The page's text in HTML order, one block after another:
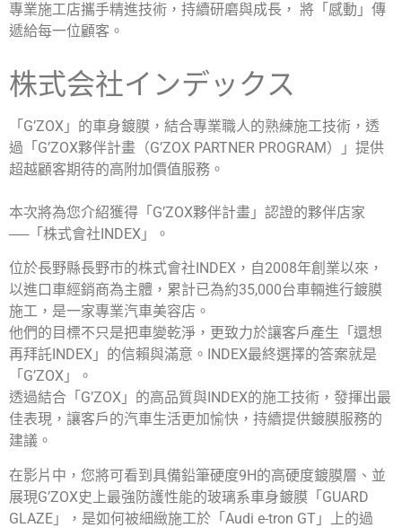
專業施工店攜手精進技術，持續研磨與成長， 將「感動」傳
遞給每一位顧客。
株式会社インデックス
「G’ZOX」的車身鍍膜，結合專業職人的熟練施工技術，透
過「G’ZOX夥伴計畫（G’ZOX PARTNER PROGRAM）」提供
超越顧客期待的高附加價值服務。
本次將為您介紹獲得「G’ZOX夥伴計畫」認證的夥伴店家
──「株式會社INDEX」。
位於長野縣長野市的株式會社INDEX，自2008年創業以來，
以進口車經銷商為主體，累計已為約35,000台車輛進行鍍膜
施工，是一家專業汽車美容店。
他們的目標不只是把車變乾淨，更致力於讓客戶產生「還想
再拜託INDEX」的信賴與滿意。INDEX最終選擇的答案就是
「G’ZOX」。
透過結合「G’ZOX」的高品質與INDEX的施工技術，發揮出最
佳表現，讓客戶的汽車生活更加愉快，持續提供鍍膜服務的
建議。
在影片中，您將可看到具備鉛筆硬度9H的高硬度鍍膜層、並
展現G’ZOX史上最強防護性能的玻璃系車身鍍膜「GUARD
GLAZE」，是如何被細緻施工於「Audi e-tron GT」上的過